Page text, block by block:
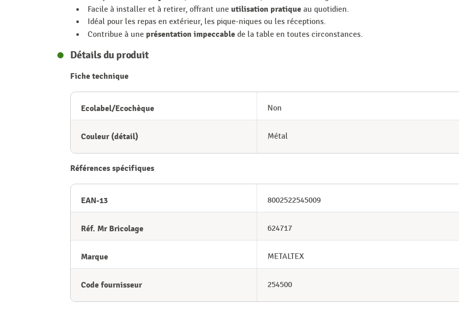
Facile à installer et à retirer, offrant une utilisation pratique au quotidien.
Idéal pour les repas en extérieur, les pique-niques ou les réceptions.
Contribue à une présentation impeccable de la table en toutes circonstances.
Détails du produit
Fiche technique
Ecolabel/Ecochèque Non
Couleur (détail) Métal
Références spécifiques
EAN-13 8002522545009
Réf. Mr Bricolage 624717
Marque METALTEX
Code fournisseur 254500